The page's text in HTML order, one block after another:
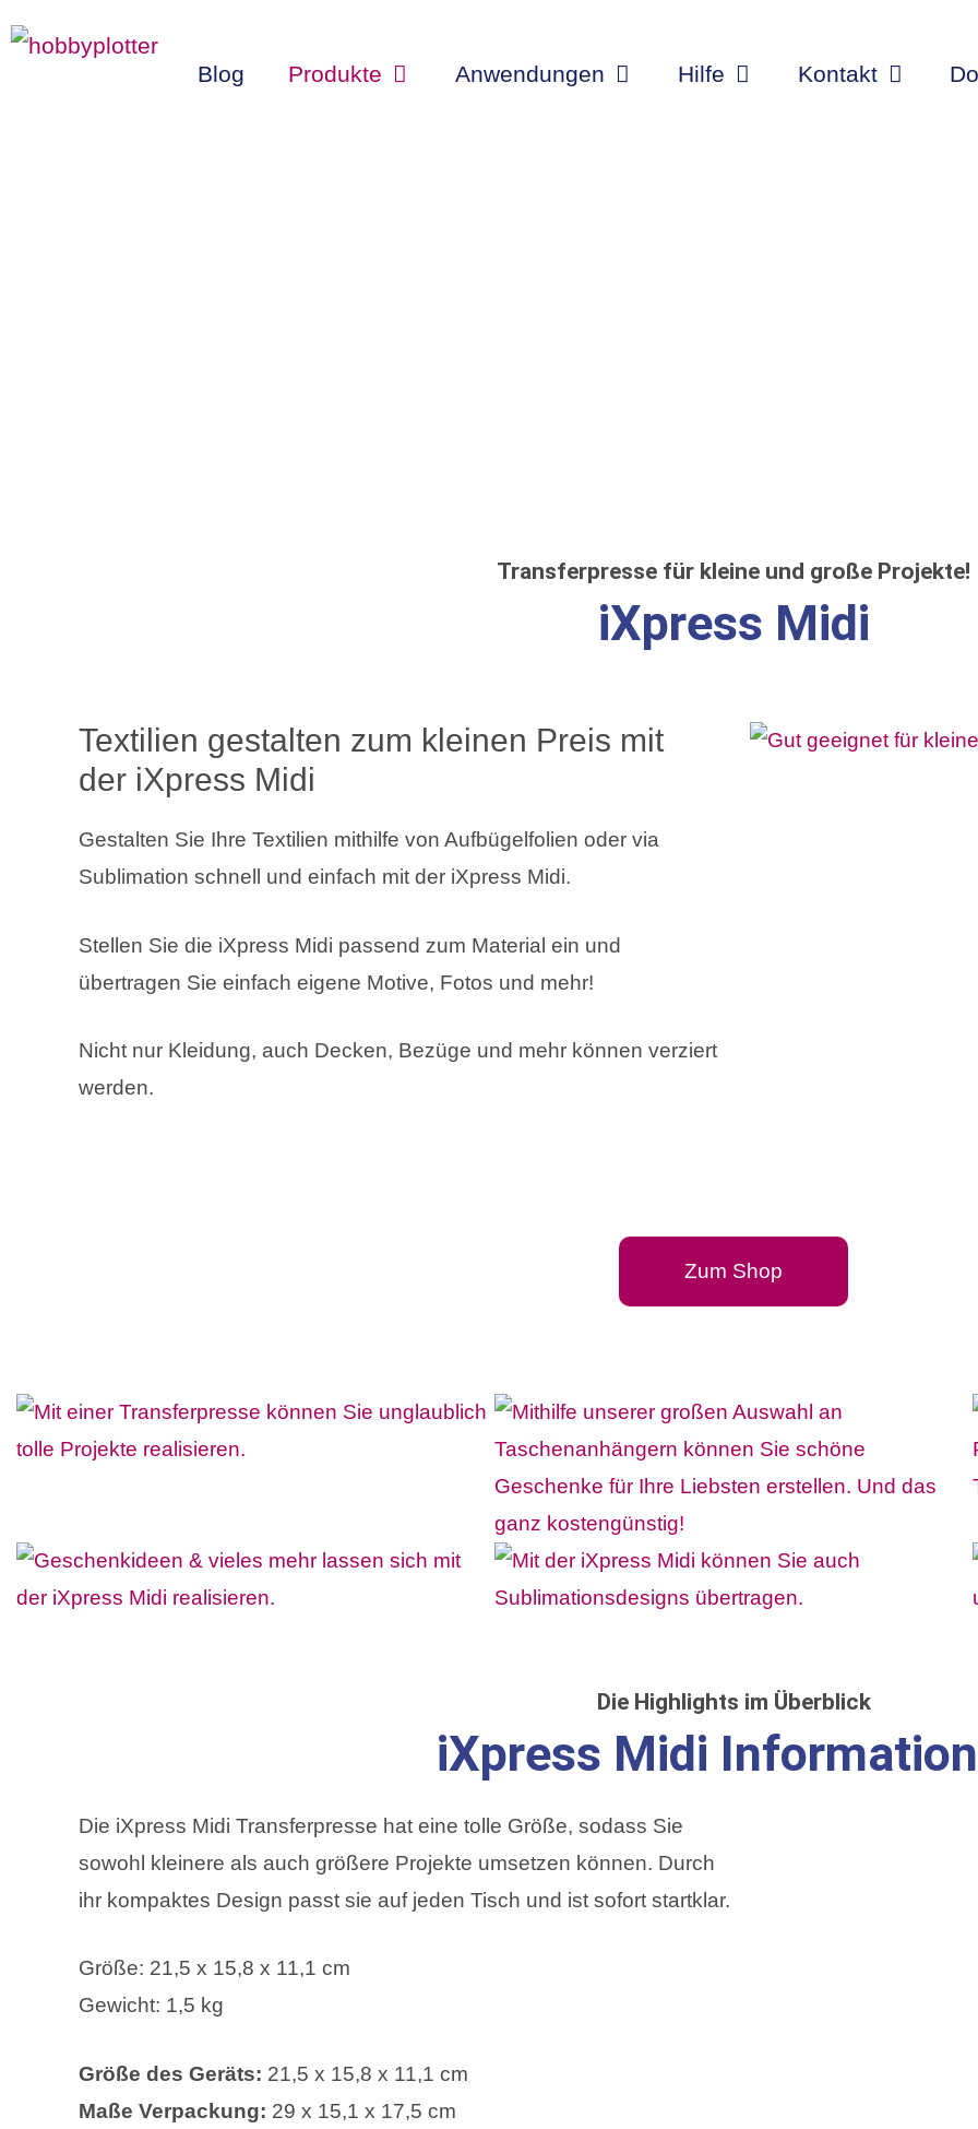
Inhalt
Blog Produkte Anwendungen Hilfe Kontakt
Transferpresse für kleine und große Projekte!
iXpress Midi
Textilien gestalten zum kleinen Preis mit
der iXpress Midi
Gestalten Sie Ihre Textilien mithilfe von Aufbügelfolien oder via
Sublimation schnell und einfach mit der iXpress Midi.
Stellen Sie die iXpress Midi passend zum Material ein und
übertragen Sie einfach eigene Motive, Fotos und mehr!
Nicht nur Kleidung, auch Decken, Bezüge und mehr können verziert
werden.
Zum Shop
Die Highlights im Überblick
iXpress Midi
Die iXpress Midi Transferpresse hat eine tolle Größe, sodass Sie
sowohl kleinere als auch größere Projekte umsetzen können. Durch
ihr kompaktes Design passt sie auf jeden Tisch und ist sofort startklar.
Größe: 21,5 x 15,8 x 11,1 cm
Gewicht: 1,5 kg
Größe des Geräts: 21,5 x 15,8 x 11,1 cm
Maße Verpackung: 29 x 15,1 x 17,5 cm